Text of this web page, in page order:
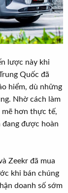
lược này khi
Quốc đã
hiểm, dù những
Nhờ cách làm
mẽ hơn thực tế,
được hoàn
Zeekr đã mua
khi bán chúng
doanh số sớm